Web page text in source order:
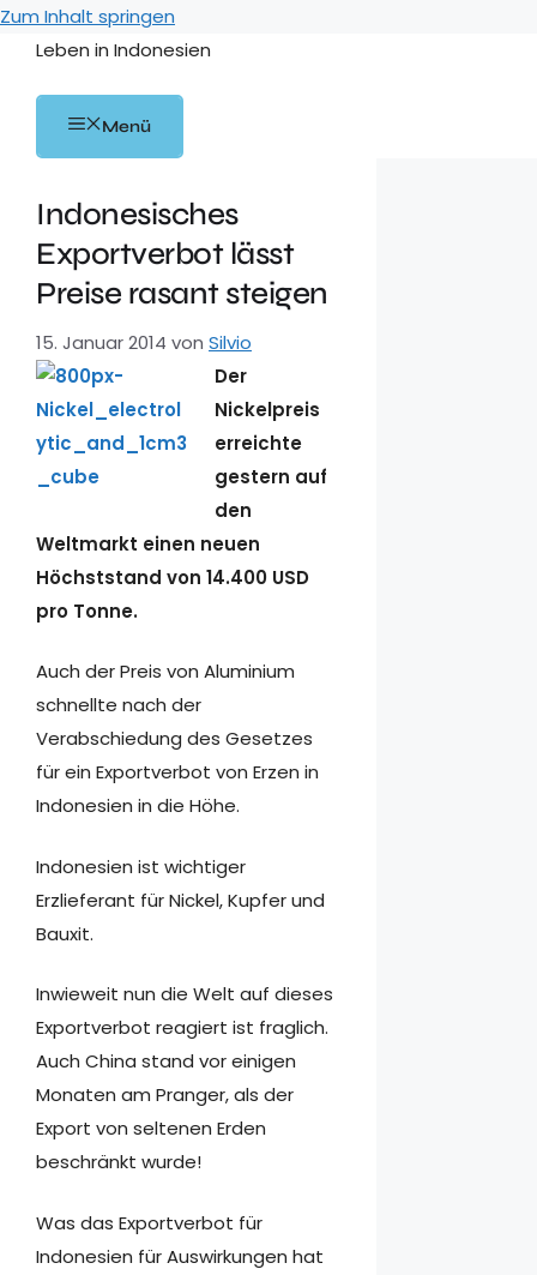
Zum Inhalt springen
Leben in Indonesien
Menü
Indonesisches
Exportverbot lässt
Preise rasant steigen
15. Januar 2014 von Silvio
Der
Nickelpreis
erreichte
gestern auf
den
Weltmarkt einen neuen
Höchststand von 14.400 USD
pro Tonne.
Auch der Preis von Aluminium
schnellte nach der
Verabschiedung des Gesetzes
für ein Exportverbot von Erzen in
Indonesien in die Höhe.
Indonesien ist wichtiger
Erzlieferant für Nickel, Kupfer und
Bauxit.
Inwieweit nun die Welt auf dieses
Exportverbot reagiert ist fraglich.
Auch China stand vor einigen
Monaten am Pranger, als der
Export von seltenen Erden
beschränkt wurde!
Was das Exportverbot für
Indonesien für Auswirkungen hat